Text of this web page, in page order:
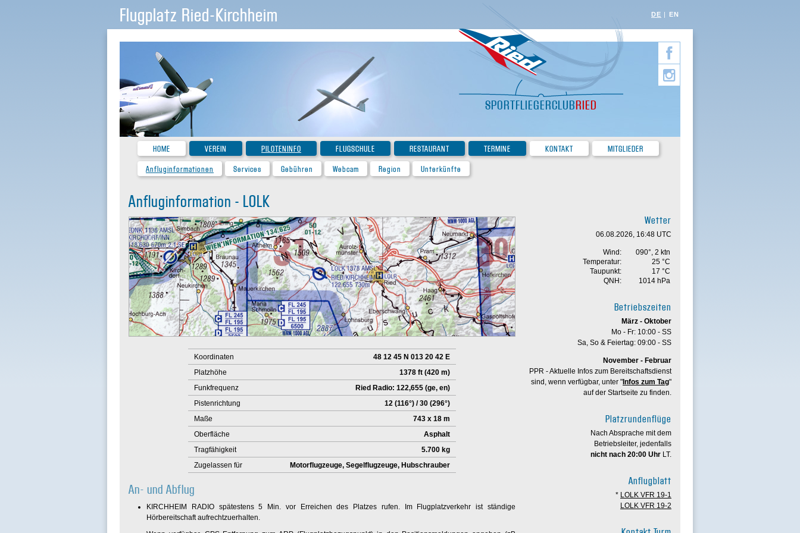
Flugplatz Ried-Kirchheim
SPORTFLIEGERCLUBRIED
DE EN
HOME VEREIN PILOTENINFO FLUGSCHULE RESTAURANT TERMINE KONTAKT
MITGLIEDER
Anfluginformationen
Services Gebühren Webcam Region Unterkünfte
Anfluginformation - LOLK
Koordinaten
48 12 45 N 013 20 42 E
Platzhöhe
1378 ft (420 m)
Funkfrequenz
Ried Radio: 122,655 (ge, en)
Pistenrichtung
12 (116°) / 30 (296°)
Maße
743 x 18 m
Oberfläche
Asphalt
Tragfähigkeit
5.700 kg
Zugelassen für
Motorflugzeuge, Segelflugzeuge, Hubschrauber
An- und Abflug
KIRCHHEIM RADIO spätestens 5 Min. vor Erreichen des Platzes rufen. Im Flugplatzverkehr ist ständige
Hörbereitschaft aufrechtzuerhalten.
Wetter
06.08.2026, 16:48 UTC
Wind:
090°, 2 ktn
Temperatur:
25 °C
Taupunkt:
17 °C
QNH:
1014 hPa
Betriebszeiten
März - Oktober
Mo - Fr: 10:00 - SS
Sa, So & Feiertag: 09:00 - SS
November - Februar
PPR - Aktuelle Infos zum Bereitschaftsdienst
sind, wenn verfügbar, unter " Infos zum Tag"
auf der Startseite zu finden.
Platzrundenflüge
Nach Absprache mit dem
Betriebsleiter, jedenfalls
nicht nach 20:00 Uhr LT.
Anflugblatt
* LOLK VFR 19-1
LOLK VFR 19-2